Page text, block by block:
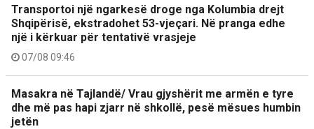
Transportoi një ngarkesë droge nga Kolumbia drejt
Shqipërisë, ekstradohet 53-vjeçari. Në pranga edhe
një i kërkuar për tentativë vrasjeje
07/08 09:46
Masakra në Tajlandë/ Vrau gjyshërit me armën e tyre
dhe më pas hapi zjarr në shkollë, pesë mësues humbin
jetën